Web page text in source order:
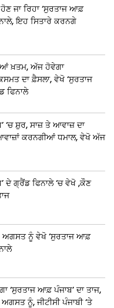
ਜਾ ਰਿਹਾ ‘ਸੁਰਤਾਜ ਆਫ਼
ਇਹ ਸਿਤਾਰੇ ਕਰਨਗੇ
ਖ਼ਤਮ, ਅੱਜ ਹੋਵੇਗਾ
ਦਾ ਫ਼ੈਸਲਾ, ਵੇਖੋ ‘ਸੁਰਤਾਜ
ਫਿਨਾਲੇ
‘ਚ ਸ਼ੁਰ, ਸਾਜ਼ ਤੇ ਆਵਾਜ਼ ਦਾ
ਕਰਨਗੀਆਂ ਧਮਾਲ, ਵੇਖੋ ਅੱਜ
ਦੇ ਗ੍ਰੈਂਡ ਫਿਨਾਲੇ ‘ਚ ਵੇਖੋ ,ਕੌਣ
1 ਅਗਸਤ ਨੂੰ ਵੇਖੋ ‘ਸੁਰਤਾਜ ਆਫ਼
‘ਸੁਰਤਾਜ ਆਫ਼ ਪੰਜਾਬ’ ਦਾ ਤਾਜ,
ਨੂੰ, ਜੀਟੀਸੀ ਪੰਜਾਬੀ ‘ਤੇ